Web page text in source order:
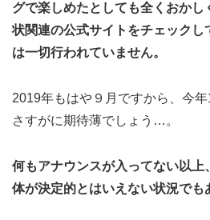
グで楽しめたとしても全くおか
状関連の公式サイトをチェックし
は一切行われていません。
2019年もはや９月ですから、今
さすがに期待薄でしょう…。
何もアナウンスが入ってない以上
体が決定的とはいえない状況でも